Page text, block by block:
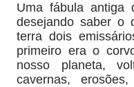
Uma fábula antiga
desejando saber o
terra dois
primeiro era o
nosso planeta,
cavernas,